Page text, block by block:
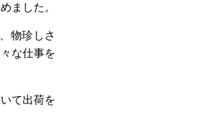
ました。
物珍しさ
な仕事を
て出荷を